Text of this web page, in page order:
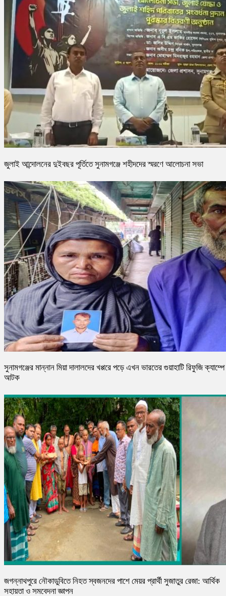
জুলাই আন্দোলনের দুইবছর পূর্তিতে সুনামগঞ্জে শহীদদের স্মরণে আলোচনা সভা
সুনামগঞ্জের মান্নান মিয়া দালালদের খপ্পরে পড়ে এখন ভারতের গুয়াহাটি রিফুজি ক্যাম্পে
আটক
জগন্নাথপুরে নৌকাডুবিতে নিহত স্বজনদের পাশে মেয়র প্রার্থী সুজাতুর রেজা: আর্থিক
সহায়তা ও সমবেদনা জ্ঞাপন